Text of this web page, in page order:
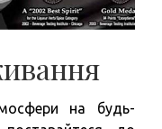
на будь-